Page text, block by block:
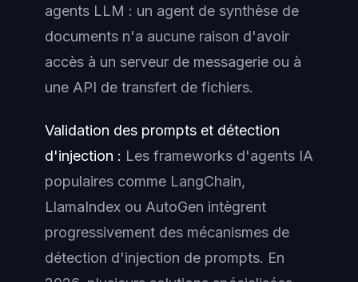
agents LLM : un agent de synthèse de
documents n'a aucune raison d'avoir
accès à un serveur de messagerie ou à
une API de transfert de fichiers.
Validation des prompts et détection
d'injection : Les frameworks d'agents IA
populaires comme LangChain,
LlamaIndex ou AutoGen intègrent
progressivement des mécanismes de
détection d'injection de prompts. En